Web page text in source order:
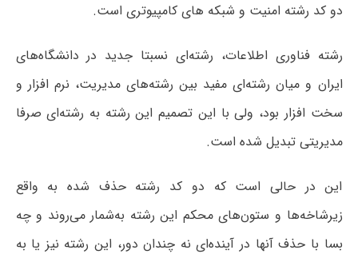
دو کد رشته امنیت و شبکه های کامپیوتری است.
رشته فناوری اطلاعات، رشته‌ای نسبتا جدید در دانشگاه‌های
ایران و میان رشته‌ای مفید بین رشته‌های مدیریت، نرم افزار و
سخت افزار بود، ولی با این تصمیم این رشته به رشته‌ای صرفا
مدیریتی تبدیل شده است.
این در حالی است که دو کد رشته حذف شده به واقع
زیرشاخه‌ها و ستون‌های محکم این رشته به‌شمار می‌روند و چه
بسا با حذف آنها در آینده‌ای نه چندان دور، این رشته نیز یا به